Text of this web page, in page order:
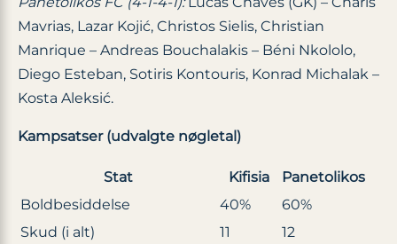
Mavrias, Lazar Kojić, Christos Sielis, Christian
Manrique – Andreas Bouchalakis – Béni Nkololo,
Diego Esteban, Sotiris Kontouris, Konrad Michalak –
Kosta Aleksić.
Kampsatser (udvalgte nøgletal)
Stat Kifisia
Panetolikos
Boldbesiddelse
40%
60%
Skud (i alt)
11 12